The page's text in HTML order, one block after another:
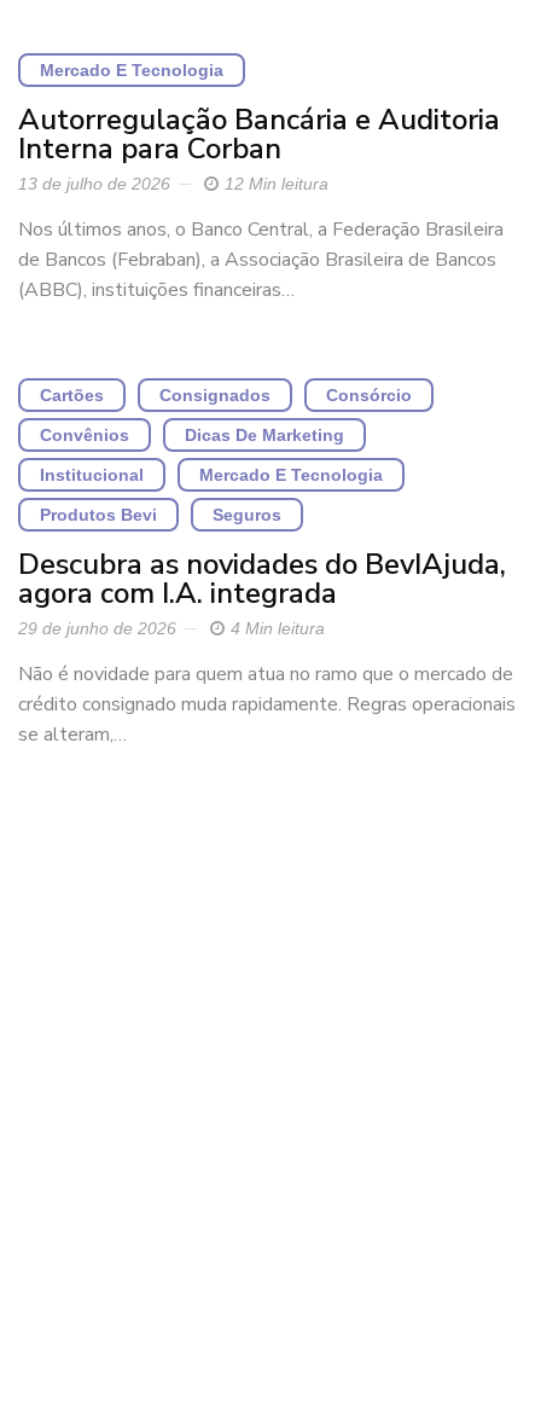
Mercado E Tecnologia
Autorregulação Bancária e Auditoria
Interna para Corban
13 de julho de 2026 12 Min leitura
Nos últimos anos, o Banco Central, a Federação Brasileira
de Bancos (Febraban), a Associação Brasileira de Bancos
(ABBC), instituições financeiras…
Cartões Consignados Consórcio
Convênios Dicas De Marketing
Institucional Mercado E Tecnologia
Produtos Bevi Seguros
Descubra as novidades do BevIAjuda,
agora com I.A. integrada
29 de junho de 2026 4 Min leitura
Não é novidade para quem atua no ramo que o mercado de
crédito consignado muda rapidamente. Regras operacionais
se alteram,…